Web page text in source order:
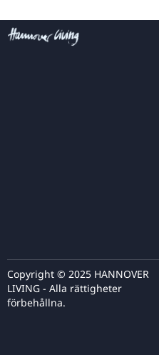
Copyright © 2025 HANNOVER
LIVING - Alla rättigheter
förbehållna.